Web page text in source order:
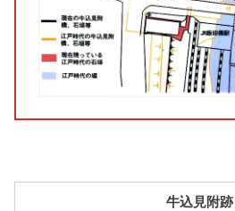
牛込見附跡